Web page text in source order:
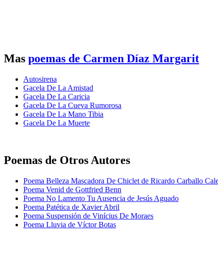
Mas poemas de Carmen Díaz Margarit
Autosirena
Gacela De La Amistad
Gacela De La Caricia
Gacela De La Cueva Rumorosa
Gacela De La Mano Tibia
Gacela De La Muerte
Poemas de Otros Autores
Poema Belleza Mascadora De Chiclet de Ricardo Carballo
Poema Venid de Gottfried Benn
Poema No Lamento Tu Ausencia de Jesús Aguado
Poema Patética de Xavier Abril
Poema Suspensión de Vinícius De Moraes
Poema Lluvia de Víctor Botas